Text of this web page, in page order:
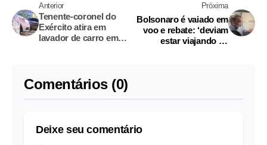
Anterior
Tenente-coronel do
Exército atira em
lavador de carro em
Próxima
Bolsonaro é vaiado em
voo e rebate: ‘deviam
estar viajando de
Comentários (0)
Deixe seu comentário